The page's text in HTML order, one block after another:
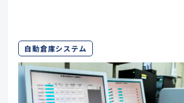
自動倉庫システム